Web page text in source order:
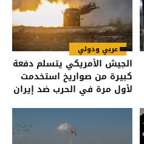
عربي ودولي
الجيش الأمريكي يتسلم دفعة
كبيرة من صواريخ استخدمت
لأول مرة في الحرب ضد إيران